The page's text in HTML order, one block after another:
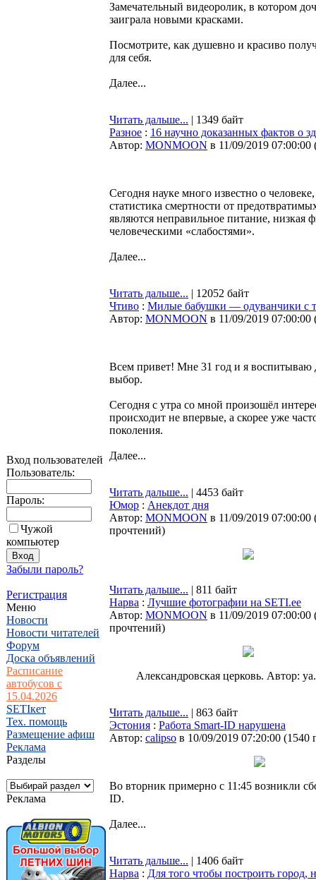
Вход пользователей
Пользователь:
Пароль:
Чужой
компьютер
Забыли пароль?
Регистрация
Меню
Новости
Новости читателей
Форум
Доска объявлений
Расписание
автобусов с
15.04.2026
SETIкет
Тех. помощь
Размещение афиш
Реклама
Разделы
Реклама
Замечательный видеоролик, в котором
заиграла новыми красками.
Посмотрите, как душевно и красиво
для себя.
Далее...
Читать дальше... | 1349 байт
Разное : 16 научно доказанных фактов о
Автор: MONMOON в 11/09/2019 07:00:00
Сегодня науке много известно о
статистика смертности от
являются неправильное питание, низкая
человеческими «слабостями».
Далее...
Читать дальше... | 12052 байт
Чтиво : Милые бабушки — одуванчики с
Автор: MONMOON в 11/09/2019 07:00:00
Всем привет! Мне 31 год и я воспитываю
выбор.
Сегодня с утра со мной произошёл
происходит не впервые, а скорее уже
поколения.
Далее...
Читать дальше... | 4453 байт
Юмор : Анекдот дня
Автор: MONMOON в 11/09/2019 07:00:00
прочтений)
Читать дальше... | 811 байт
Нарва : Лучшие фотографии на SETI.ee
Автор: MONMOON в 11/09/2019 07:00:00
прочтений)
Александровская церковь. Автор:
Читать дальше... | 863 байт
Эстония : Работа Smart-ID нарушена
Автор: calipso в 10/09/2019 07:20:00 (1540
Во вторник примерно с 11:45 возникли
ID.
Далее...
Читать дальше... | 1406 байт
Нарва : Для того чтобы построить город,